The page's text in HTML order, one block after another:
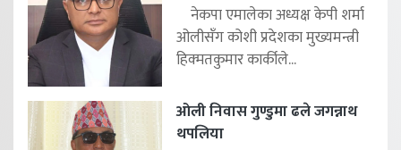
नेकपा एमालेका अध्यक्ष केपी शर्मा
ओलीसँग कोशी प्रदेशका मुख्यमन्त्री
हिक्मतकुमार कार्कीले...
ओली निवास गुण्डुमा ढले जगन्नाथ
थपलिया